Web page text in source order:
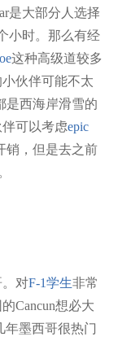
是大部分人选择
小时。那么有经
这种高级道较多
伙伴可能不太
是西海岸滑雪的
可以考虑epic
销，但是去之前
对F-1学生非常
Cancun想必大
年墨西哥很热门